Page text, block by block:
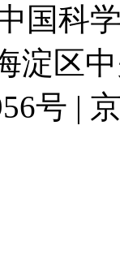
国科
淀区
号 |